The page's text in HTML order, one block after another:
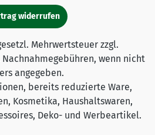
widerrufen
Mehrwertsteuer zzgl.
Nachnahmegebühren, wenn nicht
angegeben.
bereits reduzierte Ware,
Kosmetika, Haushaltswaren,
Deko- und Werbeartikel.